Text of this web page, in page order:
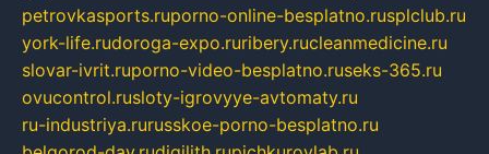
petrovkasports.ruporno-online-besplatno.rusplclub.ru
york-life.rudoroga-expo.ruribery.rucleanmedicine.ru
slovar-ivrit.ruporno-video-besplatno.ruseks-365.ru
ovucontrol.rusloty-igrovyye-avtomaty.ru
ru-industriya.rurusskoe-porno-besplatno.ru